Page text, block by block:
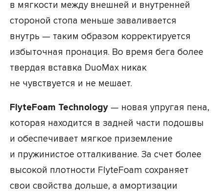
в мягкости между внешней и внутренней
стороной стопа меньше заваливается
внутрь — таким образом корректируется
избыточная пронация. Во время бега более
твердая вставка DuoMax никак
не чувствуется и не мешает.
FlyteFoam Technology — новая упругая пена,
которая находится в задней части подошвы
и обеспечивает мягкое приземление
и пружинистое отталкивание. За счет более
высокой плотности FlyteFoam сохраняет
свои свойства дольше, а амортизации